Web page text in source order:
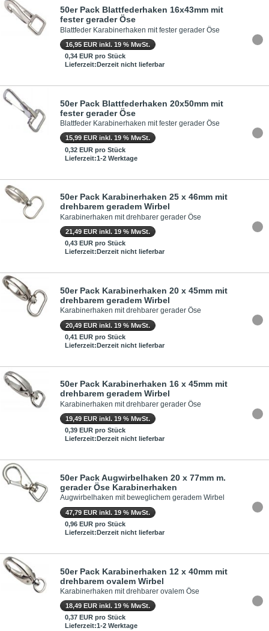
50er Pack Blattfederhaken 16x43mm mit
fester gerader Öse
Blattfeder Karabinerhaken mit fester gerader Öse
16,95 EUR inkl. 19 % MwSt.
0,34 EUR pro Stück
Lieferzeit:Derzeit nicht lieferbar
50er Pack Blattfederhaken 20x50mm mit
fester gerader Öse
Blattfeder Karabinerhaken mit fester gerader Öse
15,99 EUR inkl. 19 % MwSt.
0,32 EUR pro Stück
Lieferzeit:1-2 Werktage
50er Pack Karabinerhaken 25 x 46mm mit
drehbarem geradem Wirbel
Karabinerhaken mit drehbarer gerader Öse
21,49 EUR inkl. 19 % MwSt.
0,43 EUR pro Stück
Lieferzeit:Derzeit nicht lieferbar
50er Pack Karabinerhaken 20 x 45mm mit
drehbarem geradem Wirbel
Karabinerhaken mit drehbarer gerader Öse
20,49 EUR inkl. 19 % MwSt.
0,41 EUR pro Stück
Lieferzeit:Derzeit nicht lieferbar
50er Pack Karabinerhaken 16 x 45mm mit
drehbarem geradem Wirbel
Karabinerhaken mit drehbarer gerader Öse
19,49 EUR inkl. 19 % MwSt.
0,39 EUR pro Stück
Lieferzeit:Derzeit nicht lieferbar
50er Pack Augwirbelhaken 20 x 77mm m.
gerader Öse Karabinerhaken
Augwirbelhaken mit beweglichem geradem Wirbel
47,79 EUR inkl. 19 % MwSt.
0,96 EUR pro Stück
Lieferzeit:Derzeit nicht lieferbar
50er Pack Karabinerhaken 12 x 40mm mit
drehbarem ovalem Wirbel
Karabinerhaken mit drehbarer ovalem Öse
18,49 EUR inkl. 19 % MwSt.
0,37 EUR pro Stück
Lieferzeit:1-2 Werktage